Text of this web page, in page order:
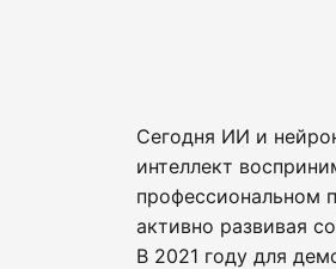
Сегодня ИИ и
интеллект
профессиональном
активно развивая
В 2021 году для